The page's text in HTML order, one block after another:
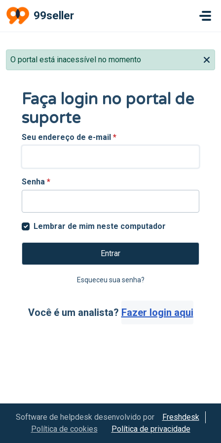
Ir para o conteúdo principal
99seller
O portal está inacessível no momento
Faça login no portal de
suporte
Seu endereço de e-mail *
Senha *
Lembrar de mim neste computador
Entrar
Esqueceu sua senha?
Você é um analista? Fazer login aqui
Software de helpdesk desenvolvido por
Freshdesk
Política de cookies
Política de privacidade